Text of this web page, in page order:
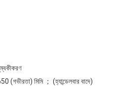
মিমি ； (হ্যান্ডেলবার বাদে)